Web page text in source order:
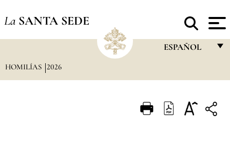
La SANTA SEDE
ESPAÑOL
ITALIANO
HOMILÍAS 2026